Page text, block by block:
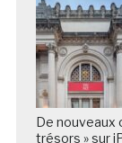
De nouveaux
trésors » sur